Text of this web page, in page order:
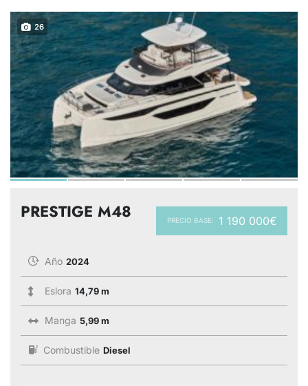
26
PRECIO BASE: 1 190 000€
PRESTIGE M48
Año 2024
Eslora 14,79 m
Manga 5,99 m
Combustible Diesel